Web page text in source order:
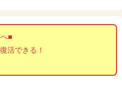
■
活できる！